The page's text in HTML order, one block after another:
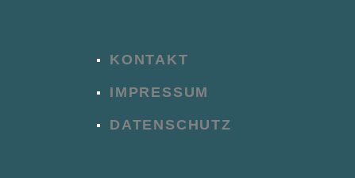
KONTAKT
IMPRESSUM
DATENSCHUTZ